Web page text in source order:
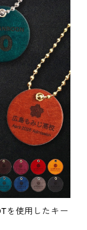
を使用したキー